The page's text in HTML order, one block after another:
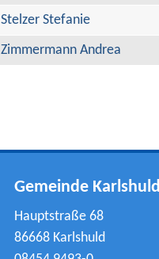
Stelzer Stefanie
Zimmermann Andrea
Gemeinde Karlshuld
Hauptstraße 68
86668 Karlshuld